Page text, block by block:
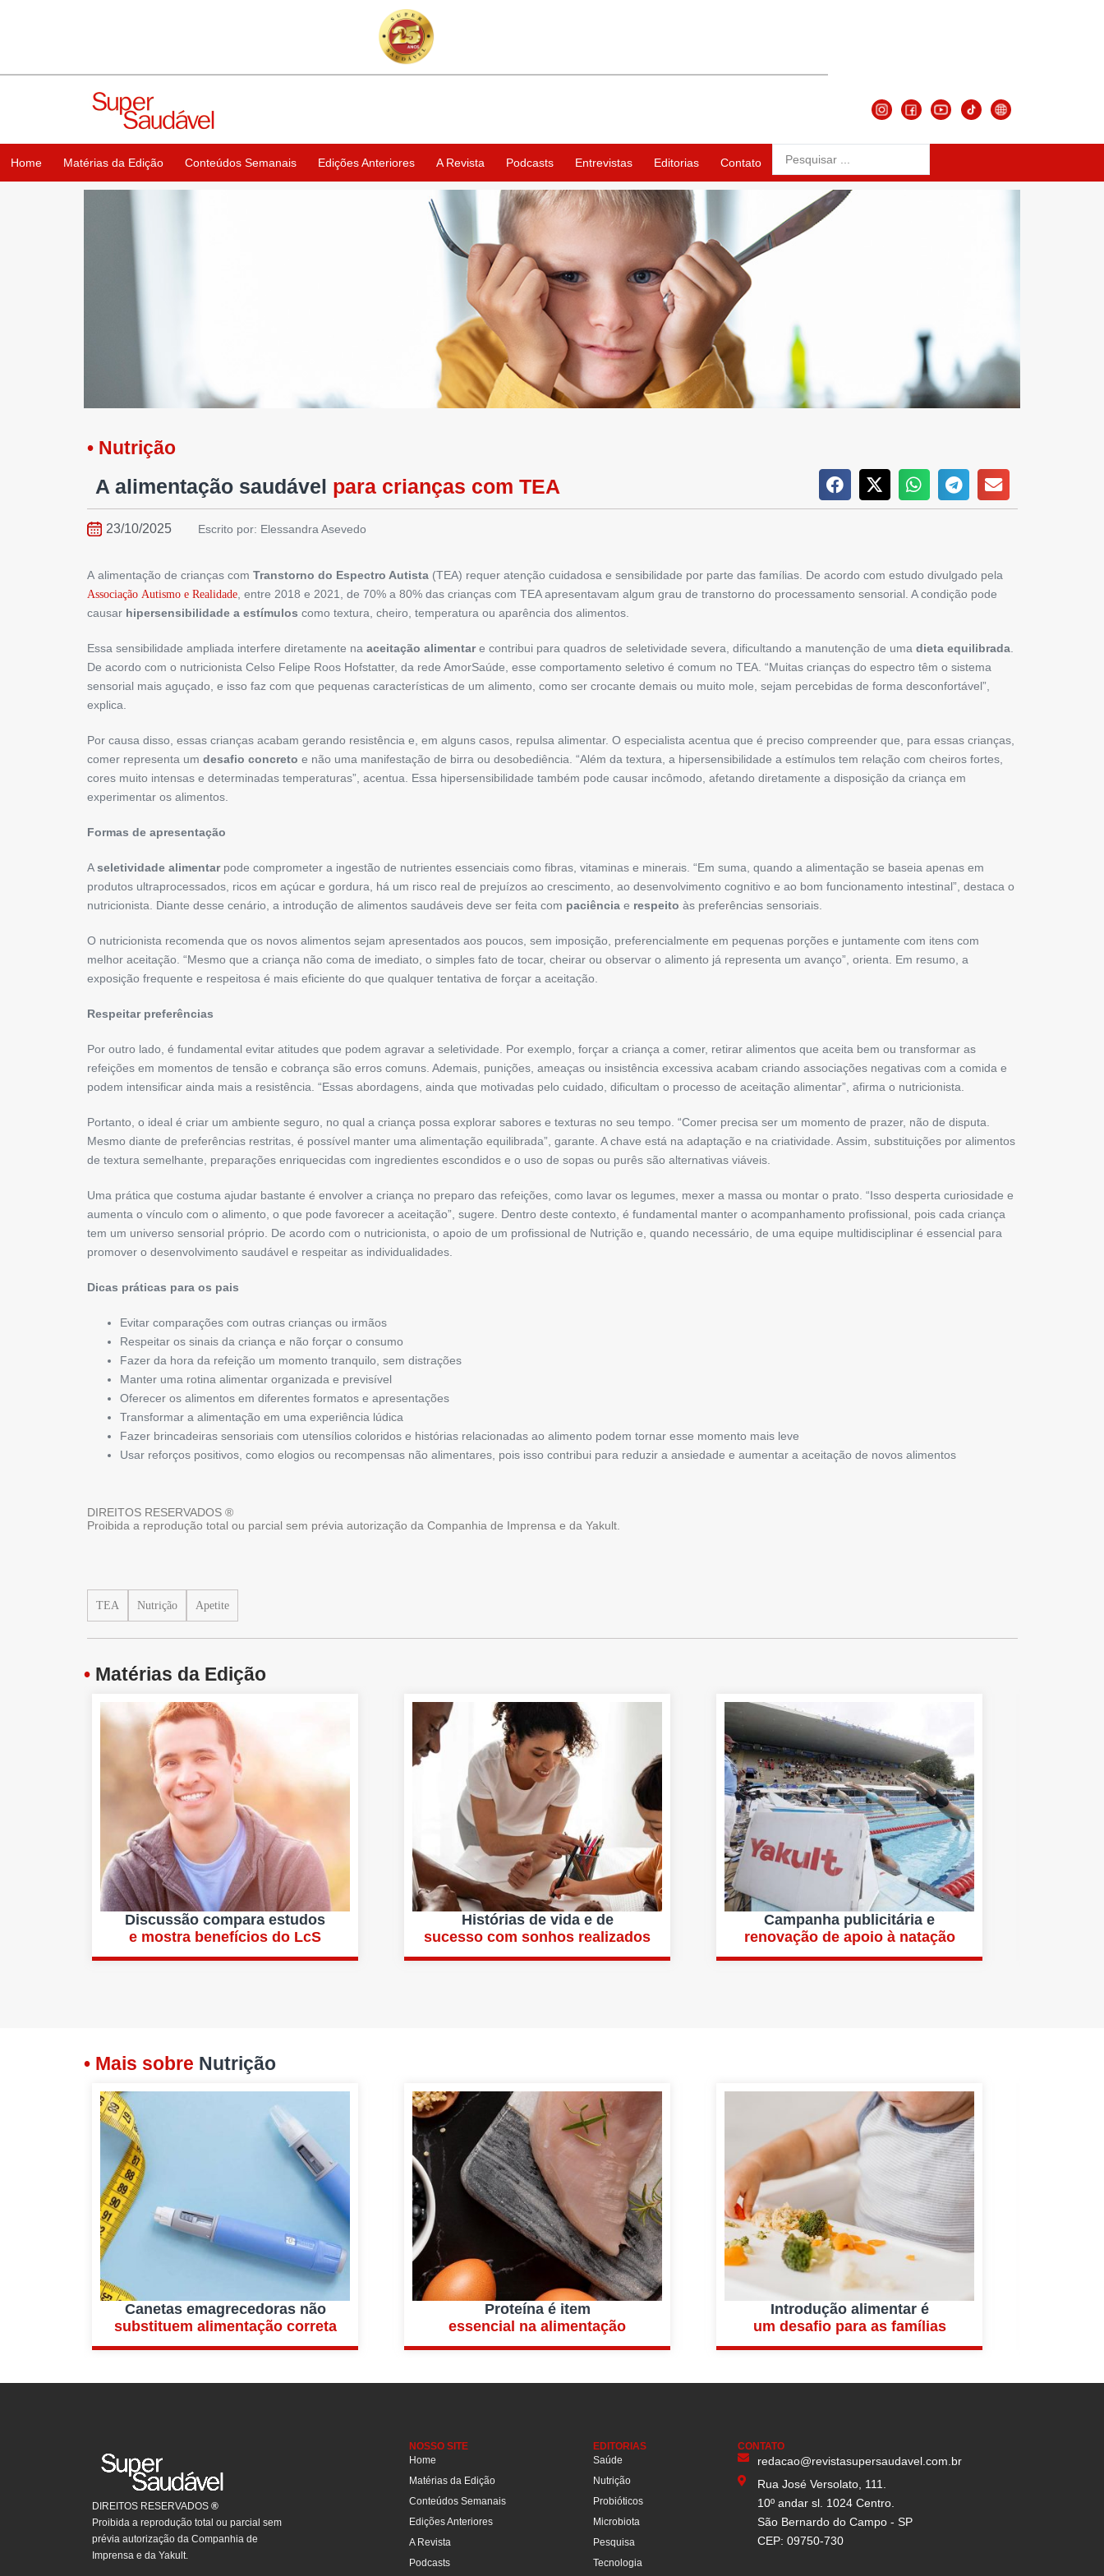
Home Matérias da Edição Conteúdos Semanais Edições Anteriores A Revista Podcasts Entrevistas Editorias Contato
• Nutrição
A alimentação saudável para crianças com TEA
23/10/2025 Escrito por: Elessandra Asevedo
A alimentação de crianças com Transtorno do Espectro Autista(TEA) requer atenção cuidadosa e sensibilidade por parte das famílias. De acordo com estudo divulgado pela
Associação Autismo e Realidade, entre 2018 e 2021, de 70% a 80% das crianças com TEA apresentavam algum grau de transtorno do processamento sensorial. A condição pode
causar hipersensibilidade a estímulos como textura, cheiro, temperatura ou aparência dos alimentos.
Essa sensibilidade ampliada interfere diretamente na aceitação alimentare contribui para quadros de seletividade severa, dificultando a manutenção de uma dieta equilibrada.
De acordo com o nutricionista Celso Felipe Roos Hofstatter, da rede AmorSaúde, esse comportamento seletivo é comum no TEA. “Muitas crianças do espectro têm o sistema
sensorial mais aguçado, e isso faz com que pequenas características de um alimento, como ser crocante demais ou muito mole, sejam percebidas de forma desconfortável”,
explica.
Por causa disso, essas crianças acabam gerando resistência e, em alguns casos, repulsa alimentar. O especialista acentua que é preciso compreender que, para essas crianças,
comer representa um desafio concreto e não uma manifestação de birra ou desobediência. “Além da textura, a hipersensibilidade a estímulos tem relação com cheiros fortes,
cores muito intensas e determinadas temperaturas”, acentua. Essa hipersensibilidade também pode causar incômodo, afetando diretamente a disposição da criança em
experimentar os alimentos.
Formas de apresentação
Aseletividade alimentarpode comprometer a ingestão de nutrientes essenciais como fibras, vitaminas e minerais. “Em suma, quando a alimentação se baseia apenas em
produtos ultraprocessados, ricos em açúcar e gordura, há um risco real de prejuízos ao crescimento, ao desenvolvimento cognitivo e ao bom funcionamento intestinal”, destaca o
nutricionista. Diante desse cenário, a introdução de alimentos saudáveis deve ser feita com paciênciae respeito às preferências sensoriais.
O nutricionista recomenda que os novos alimentos sejam apresentados aos poucos, sem imposição, preferencialmente em pequenas porções e juntamente com itens com
melhor aceitação. “Mesmo que a criança não coma de imediato, o simples fato de tocar, cheirar ou observar o alimento já representa um avanço”, orienta. Em resumo, a
exposição frequente e respeitosa é mais eficiente do que qualquer tentativa de forçar a aceitação.
Respeitar preferências
Por outro lado, é fundamental evitar atitudes que podem agravar a seletividade. Por exemplo, forçar a criança a comer, retirar alimentos que aceita bem ou transformar as
refeições em momentos de tensão e cobrança são erros comuns. Ademais, punições, ameaças ou insistência excessiva acabam criando associações negativas com a comida e
podem intensificar ainda mais a resistência. “Essas abordagens, ainda que motivadas pelo cuidado, dificultam o processo de aceitação alimentar”, afirma o nutricionista.
Portanto, o ideal é criar um ambiente seguro, no qual a criança possa explorar sabores e texturas no seu tempo. “Comer precisa ser um momento de prazer, não de disputa.
Mesmo diante de preferências restritas, é possível manter uma alimentação equilibrada”, garante. A chave está na adaptação e na criatividade. Assim, substituições por alimentos
de textura semelhante, preparações enriquecidas com ingredientes escondidos e o uso de sopas ou purês são alternativas viáveis.
Uma prática que costuma ajudar bastante é envolver a criança no preparo das refeições, como lavar os legumes, mexer a massa ou montar o prato. “Isso desperta curiosidade e
aumenta o vínculo com o alimento, o que pode favorecer a aceitação”, sugere. Dentro deste contexto, é fundamental manter o acompanhamento profissional, pois cada criança
tem um universo sensorial próprio. De acordo com o nutricionista, o apoio de um profissional de Nutrição e, quando necessário, de uma equipe multidisciplinar é essencial para
promover o desenvolvimento saudável e respeitar as individualidades.
Dicas práticas para os pais
Evitar comparações com outras crianças ou irmãos
Respeitar os sinais da criança e não forçar o consumo
Fazer da hora da refeição um momento tranquilo, sem distrações
Manter uma rotina alimentar organizada e previsível
Oferecer os alimentos em diferentes formatos e apresentações
Transformar a alimentação em uma experiência lúdica
Fazer brincadeiras sensoriais com utensílios coloridos e histórias relacionadas ao alimento podem tornar esse momento mais leve
Usar reforços positivos, como elogios ou recompensas não alimentares, pois isso contribui para reduzir a ansiedade e aumentar a aceitação de novos alimentos
DIREITOS RESERVADOS ®
Proibida a reprodução total ou parcial sem prévia autorização da Companhia de Imprensa e da Yakult.
TEA Nutrição Apetite
• Matérias da Edição
Discussão compara estudos
e mostra benefícios do LcS
Histórias de vida e de
sucesso com sonhos realizados
Campanha publicitária e
renovação de apoio à natação
• Mais sobre Nutrição
Canetas emagrecedoras não
substituem alimentação correta
Proteína é item
essencial na alimentação
Introdução alimentar é
um desafio para as famílias
DIREITOS RESERVADOS ®
Proibida a reprodução total ou parcial sem
prévia autorização da Companhia de
Imprensa e da Yakult.
NOSSO SITE
Home
Matérias da Edição
Conteúdos Semanais
Edições Anteriores
A Revista
Podcasts
EDITORIAS
Saúde
Nutrição
Probióticos
Microbiota
Pesquisa
Tecnologia
CONTATO
redacao@revistasupersaudavel.com.br
Rua José Versolato, 111.
10º andar sl. 1024 Centro.
São Bernardo do Campo - SP
CEP: 09750-730